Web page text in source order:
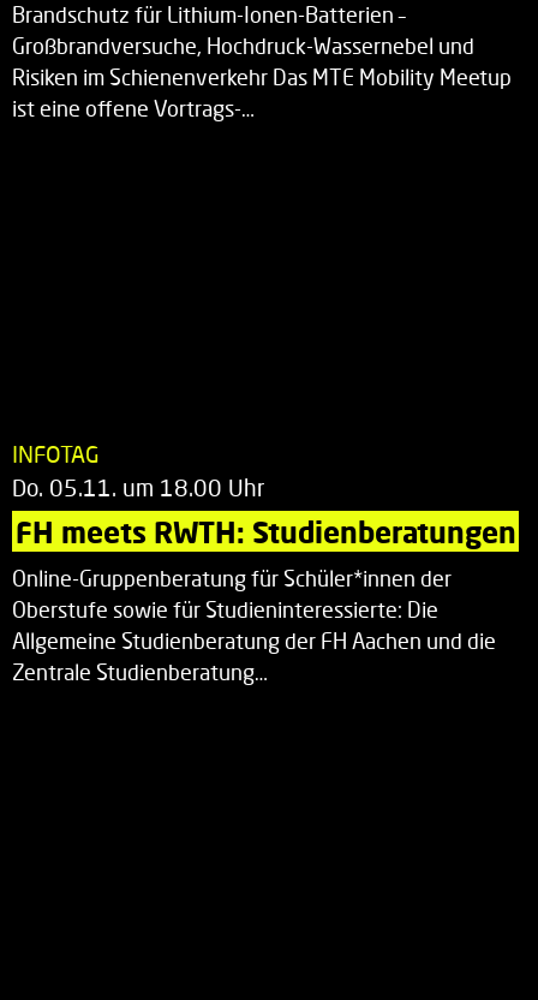
Brandschutz für Lithium-Ionen-Batterien –
Großbrandversuche, Hochdruck-Wassernebel und
Risiken im Schienenverkehr Das MTE Mobility Meetup
ist eine offene Vortrags-…
INFOTAG
Do. 05.11. um 18.00 Uhr
FH meets RWTH: Studienberatungen
Online-Gruppenberatung für Schüler*innen der
Oberstufe sowie für Studieninteressierte: Die
Allgemeine Studienberatung der FH Aachen und die
Zentrale Studienberatung…